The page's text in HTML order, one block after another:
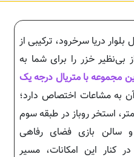
دریا سرخرود، ترکیبی از
بی‌نظیر خزر را برای شما به
ابتدایی آن به مشاعات اختصاص دارد؛
جایی که لابی با ارتفاع سقف 7 متر، استخر روباز در طبقه سوم
سالن بازی فضای رفاهی
کنار این امکانات، مسیر